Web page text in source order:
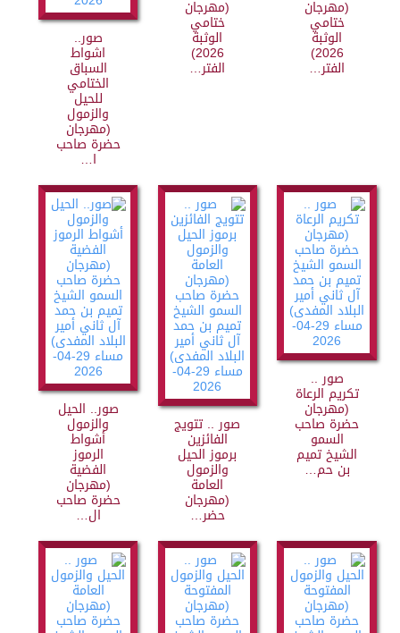
(مهرجان
ختامي
الوثبة
2026)
الفتر…
(مهرجان
ختامي
الوثبة
2026)
الفتر…
صور..
اشواط
السباق
الختامي
للحيل
والزمول
(مهرجان
حضرة صاحب
ا…
صور ..
تكريم الرعاة
(مهرجان
حضرة صاحب
السمو
الشيخ تميم
بن حم…
صور .. تتويج
الفائزين
برموز الحيل
والزمول
العامة
(مهرجان
حضر…
صور.. الحيل
والزمول
أشواط
الرموز
الفضية
(مهرجان
حضرة صاحب
ال…